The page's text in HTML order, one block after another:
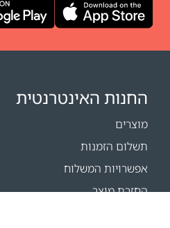
החנות האינטרנטית
מוצרים
תשלום הזמנות
אפשרויות המשלוח
החזרת מוצר